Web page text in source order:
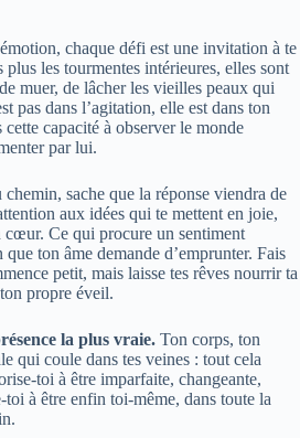
chaque défi est une invitation à te
les tourmentes intérieures, elles sont
muer, de lâcher les vieilles peaux qui
pas dans l’agitation, elle est dans ton
capacité à observer le monde
par lui.
sache que la réponse viendra de
aux idées qui te mettent en joie,
Ce qui procure un sentiment
que ton âme demande d’emprunter. Fais
petit, mais laisse tes rêves nourrir ta
propre éveil.
la plus vraie. Ton corps, ton
qui coule dans tes veines : tout cela
toi à être imparfaite, changeante,
à être enfin toi-même, dans toute la